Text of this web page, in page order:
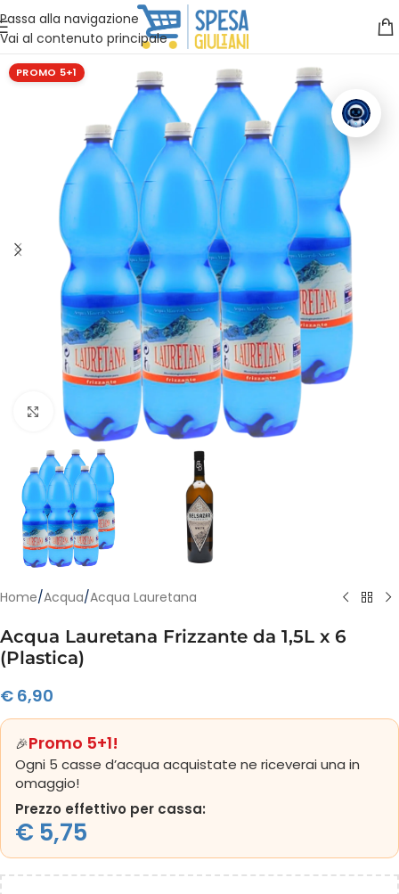
Passa alla navigazione
Vai al contenuto principale
Vuoi assistenza?Clicca qui e ti richiamiamo noi
PROMO 5+1
Clicca per ingrandire
Home/Acqua/Acqua Lauretana
Acqua Lauretana Frizzante da 1,5L x 6
(Plastica)
€ 6,90
🎉Promo 5+1!
Ogni 5 casse d’acqua acquistate ne riceverai una in
omaggio!
Prezzo effettivo per cassa:
€ 5,75